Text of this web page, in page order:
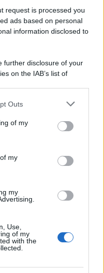
request is processed you
ads based on personal
information disclosed to
further disclosure of your
on the IAB’s list of
by us to third parties
one or more Google
information including but
You may click to
its third-party tags to
Outs
of my
my
my
Use,
of my
with the
mail